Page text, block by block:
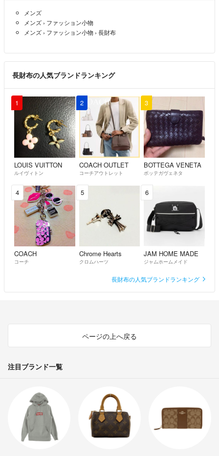
メンズ
メンズ › ファッション小物
メンズ › ファッション小物 › 長財布
長財布の人気ブランドランキング
1
LOUIS VUITTON
ルイヴィトン
2
COACH OUTLET
コーチアウトレット
3
BOTTEGA VENETA
ボッテガヴェネタ
4
COACH
コーチ
5
Chrome Hearts
クロムハーツ
6
JAM HOME MADE
ジャムホームメイド
長財布の人気ブランドランキング
ページの上へ戻る
注目ブランド一覧